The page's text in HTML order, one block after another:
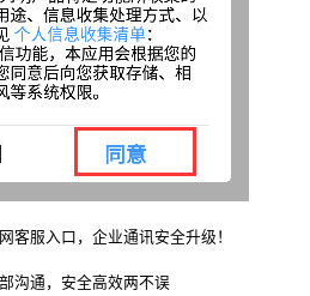
客服入口，企业通讯安全升级！
沟通，安全高效两不误